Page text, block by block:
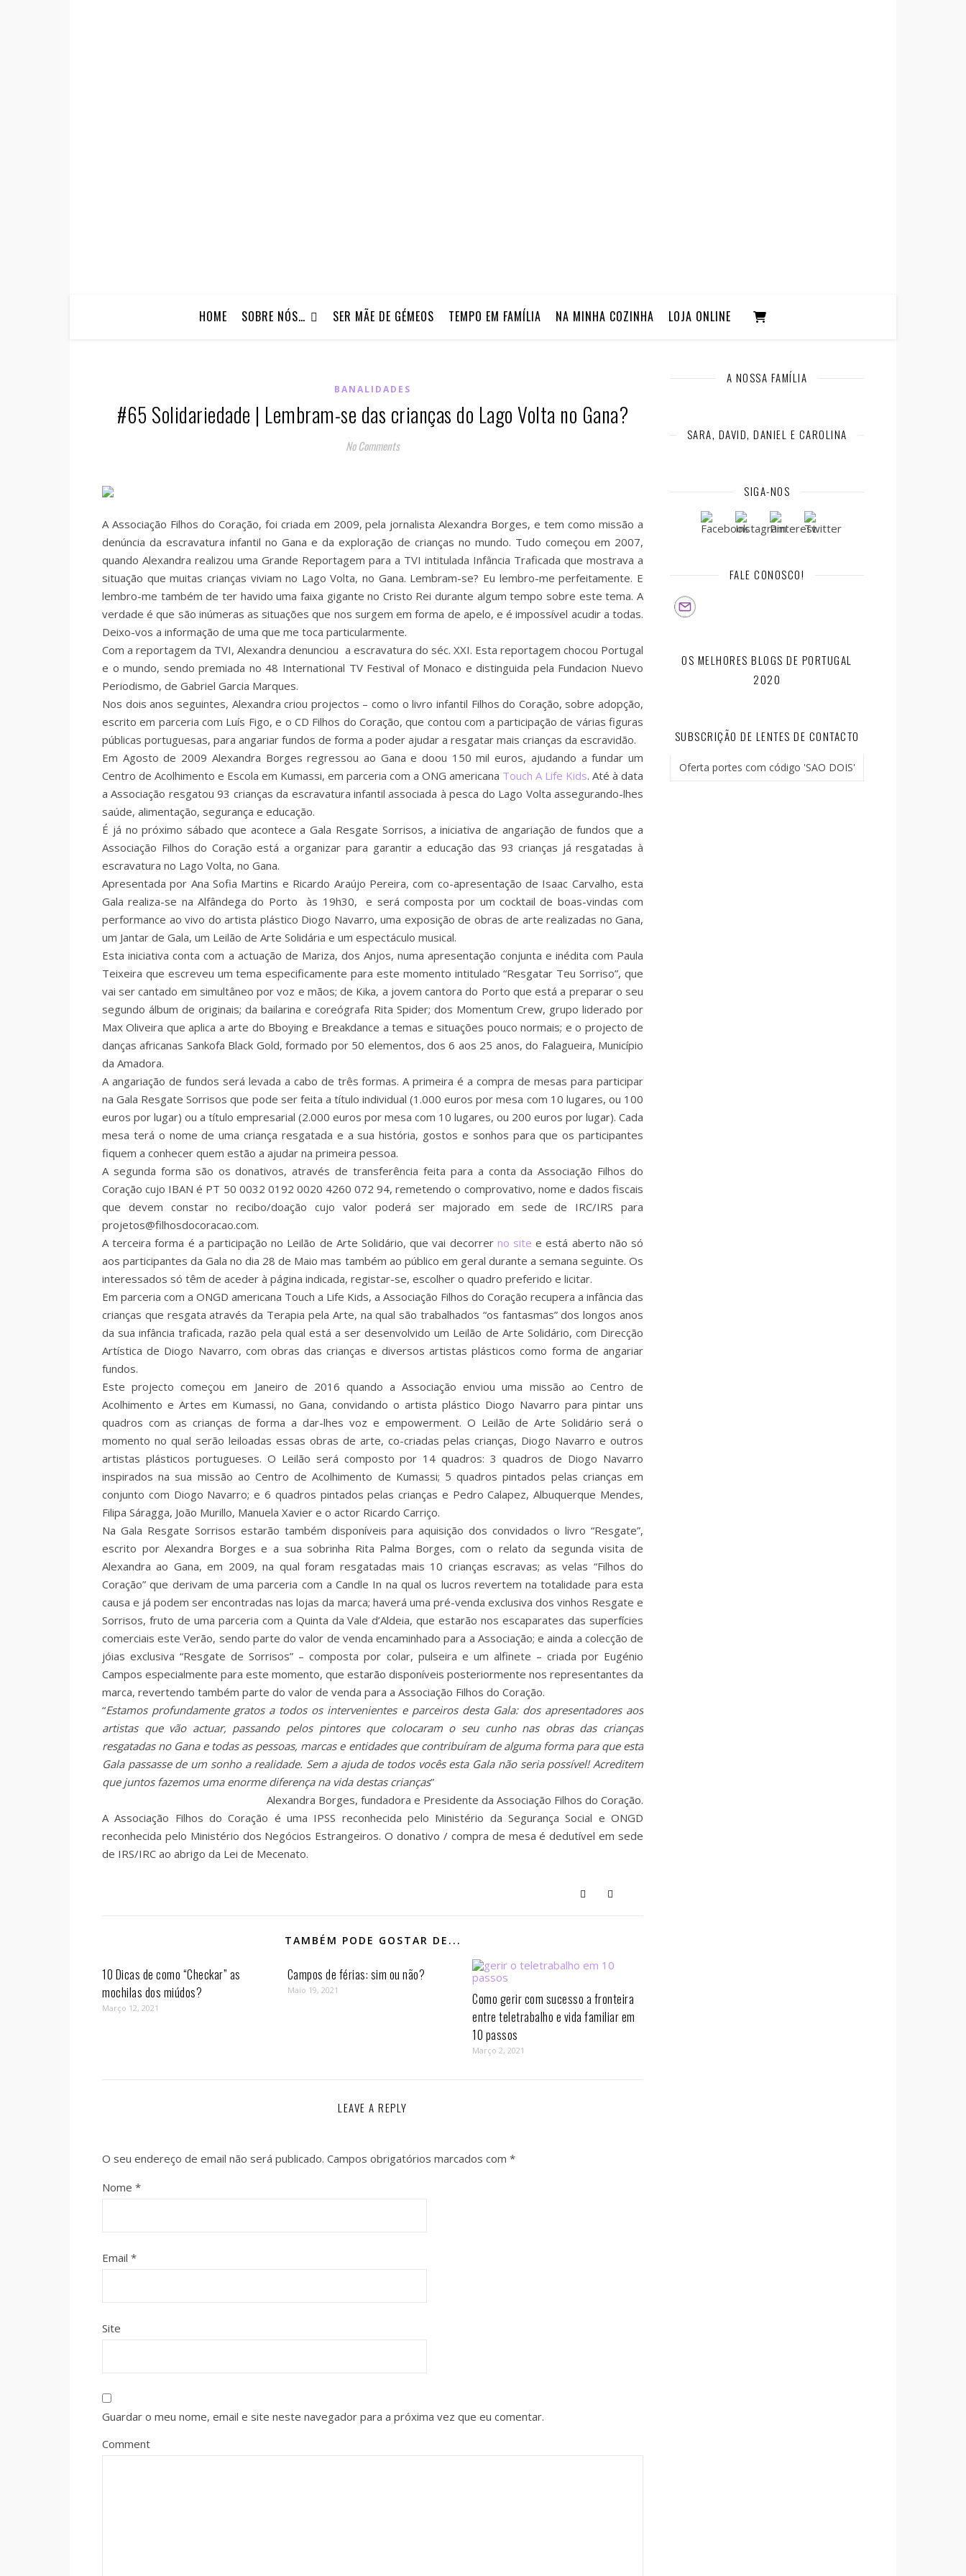
HOME SOBRE NÓS… SER MÃE DE GÉMEOS TEMPO EM FAMÍLIA NA MINHA COZINHA LOJA ONLINE
BANALIDADES
#65 Solidariedade | Lembram-se das crianças do Lago Volta no Gana?
No Comments
A Associação Filhos do Coração, foi criada em 2009, pela jornalista Alexandra Borges, e tem como missão a
denúncia da escravatura infantil no Gana e da exploração de crianças no mundo. Tudo começou em 2007,
quando Alexandra realizou uma Grande Reportagem para a TVI intitulada Infância Traficada que mostrava a
situação que muitas crianças viviam no Lago Volta, no Gana. Lembram-se? Eu lembro-me perfeitamente. E
lembro-me também de ter havido uma faixa gigante no Cristo Rei durante algum tempo sobre este tema. A
verdade é que são inúmeras as situações que nos surgem em forma de apelo, e é impossível acudir a todas.
Deixo-vos a informação de uma que me toca particularmente.
Com a reportagem da TVI, Alexandra denunciou a escravatura do séc. XXI. Esta reportagem chocou Portugal
e o mundo, sendo premiada no 48 International TV Festival of Monaco e distinguida pela Fundacion Nuevo
Periodismo, de Gabriel Garcia Marques.
Nos dois anos seguintes, Alexandra criou projectos – como o livro infantil Filhos do Coração, sobre adopção,
escrito em parceria com Luís Figo, e o CD Filhos do Coração, que contou com a participação de várias figuras
públicas portuguesas, para angariar fundos de forma a poder ajudar a resgatar mais crianças da escravidão.
Em Agosto de 2009 Alexandra Borges regressou ao Gana e doou 150 mil euros, ajudando a fundar um
Centro de Acolhimento e Escola em Kumassi, em parceria com a ONG americana Touch A Life Kids. Até à data
a Associação resgatou 93 crianças da escravatura infantil associada à pesca do Lago Volta assegurando-lhes
saúde, alimentação, segurança e educação.
É já no próximo sábado que acontece a Gala Resgate Sorrisos, a iniciativa de angariação de fundos que a
Associação Filhos do Coração está a organizar para garantir a educação das 93 crianças já resgatadas à
escravatura no Lago Volta, no Gana.
Apresentada por Ana Sofia Martins e Ricardo Araújo Pereira, com co-apresentação de Isaac Carvalho, esta
Gala realiza-se na Alfândega do Porto às 19h30, e será composta por um cocktail de boas-vindas com
performance ao vivo do artista plástico Diogo Navarro, uma exposição de obras de arte realizadas no Gana,
um Jantar de Gala, um Leilão de Arte Solidária e um espectáculo musical.
Esta iniciativa conta com a actuação de Mariza, dos Anjos, numa apresentação conjunta e inédita com Paula
Teixeira que escreveu um tema especificamente para este momento intitulado “Resgatar Teu Sorriso”, que
vai ser cantado em simultâneo por voz e mãos; de Kika, a jovem cantora do Porto que está a preparar o seu
segundo álbum de originais; da bailarina e coreógrafa Rita Spider; dos Momentum Crew, grupo liderado por
Max Oliveira que aplica a arte do Bboying e Breakdance a temas e situações pouco normais; e o projecto de
danças africanas Sankofa Black Gold, formado por 50 elementos, dos 6 aos 25 anos, do Falagueira, Município
da Amadora.
A angariação de fundos será levada a cabo de três formas. A primeira é a compra de mesas para participar
na Gala Resgate Sorrisos que pode ser feita a título individual (1.000 euros por mesa com 10 lugares, ou 100
euros por lugar) ou a título empresarial (2.000 euros por mesa com 10 lugares, ou 200 euros por lugar). Cada
mesa terá o nome de uma criança resgatada e a sua história, gostos e sonhos para que os participantes
fiquem a conhecer quem estão a ajudar na primeira pessoa.
A segunda forma são os donativos, através de transferência feita para a conta da Associação Filhos do
Coração cujo IBAN é PT 50 0032 0192 0020 4260 072 94, remetendo o comprovativo, nome e dados fiscais
que devem constar no recibo/doação cujo valor poderá ser majorado em sede de IRC/IRS para
projetos@filhosdocoracao.com.
A terceira forma é a participação no Leilão de Arte Solidário, que vai decorrer no site e está aberto não só
aos participantes da Gala no dia 28 de Maio mas também ao público em geral durante a semana seguinte. Os
interessados só têm de aceder à página indicada, registar-se, escolher o quadro preferido e licitar.
Em parceria com a ONGD americana Touch a Life Kids, a Associação Filhos do Coração recupera a infância das
crianças que resgata através da Terapia pela Arte, na qual são trabalhados “os fantasmas” dos longos anos
da sua infância traficada, razão pela qual está a ser desenvolvido um Leilão de Arte Solidário, com Direcção
Artística de Diogo Navarro, com obras das crianças e diversos artistas plásticos como forma de angariar
fundos.
Este projecto começou em Janeiro de 2016 quando a Associação enviou uma missão ao Centro de
Acolhimento e Artes em Kumassi, no Gana, convidando o artista plástico Diogo Navarro para pintar uns
quadros com as crianças de forma a dar-lhes voz e empowerment. O Leilão de Arte Solidário será o
momento no qual serão leiloadas essas obras de arte, co-criadas pelas crianças, Diogo Navarro e outros
artistas plásticos portugueses. O Leilão será composto por 14 quadros: 3 quadros de Diogo Navarro
inspirados na sua missão ao Centro de Acolhimento de Kumassi; 5 quadros pintados pelas crianças em
conjunto com Diogo Navarro; e 6 quadros pintados pelas crianças e Pedro Calapez, Albuquerque Mendes,
Filipa Sáragga, João Murillo, Manuela Xavier e o actor Ricardo Carriço.
Na Gala Resgate Sorrisos estarão também disponíveis para aquisição dos convidados o livro “Resgate”,
escrito por Alexandra Borges e a sua sobrinha Rita Palma Borges, com o relato da segunda visita de
Alexandra ao Gana, em 2009, na qual foram resgatadas mais 10 crianças escravas; as velas “Filhos do
Coração” que derivam de uma parceria com a Candle In na qual os lucros revertem na totalidade para esta
causa e já podem ser encontradas nas lojas da marca; haverá uma pré-venda exclusiva dos vinhos Resgate e
Sorrisos, fruto de uma parceria com a Quinta da Vale d’Aldeia, que estarão nos escaparates das superfícies
comerciais este Verão, sendo parte do valor de venda encaminhado para a Associação; e ainda a colecção de
jóias exclusiva “Resgate de Sorrisos” – composta por colar, pulseira e um alfinete – criada por Eugénio
Campos especialmente para este momento, que estarão disponíveis posteriormente nos representantes da
marca, revertendo também parte do valor de venda para a Associação Filhos do Coração.
“Estamos profundamente gratos a todos os intervenientes e parceiros desta Gala: dos apresentadores aos
artistas que vão actuar, passando pelos pintores que colocaram o seu cunho nas obras das crianças
resgatadas no Gana e todas as pessoas, marcas e entidades que contribuíram de alguma forma para que esta
Gala passasse de um sonho a realidade. Sem a ajuda de todos vocês esta Gala não seria possível! Acreditem
que juntos fazemos uma enorme diferença na vida destas crianças”
Alexandra Borges, fundadora e Presidente da Associação Filhos do Coração.
A Associação Filhos do Coração é uma IPSS reconhecida pelo Ministério da Segurança Social e ONGD
reconhecida pelo Ministério dos Negócios Estrangeiros. O donativo / compra de mesa é dedutível em sede
de IRS/IRC ao abrigo da Lei de Mecenato.
TAMBÉM PODE GOSTAR DE...
10 Dicas de como “Checkar” as
mochilas dos miúdos?
Março 12, 2021
Campos de férias: sim ou não?
Maio 19, 2021
Como gerir com sucesso a fronteira
entre teletrabalho e vida familiar em
10 passos⁣
Março 2, 2021
LEAVE A REPLY
O seu endereço de email não será publicado. Campos obrigatórios marcados com *
Nome *
Email *
Site
Guardar o meu nome, email e site neste navegador para a próxima vez que eu comentar.
Comment
A NOSSA FAMÍLIA
SARA, DAVID, DANIEL E CAROLINA
SIGA-NOS
FALE CONOSCO!
OS MELHORES BLOGS DE PORTUGAL
2020
SUBSCRIÇÃO DE LENTES DE CONTACTO
Oferta portes com código 'SAO DOIS'